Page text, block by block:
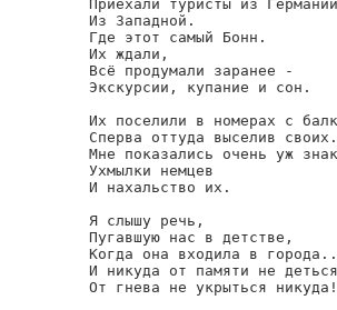
Приехали туристы из
Из Западной.
Где этот самый Бонн.
Их ждали,
Всё продумали заранее -
Экскурсии, купание и сон.
Их поселили в номерах с
Сперва оттуда выселив своих.
Мне показались очень уж
Ухмылки немцев
И нахальство их.
Я слышу речь,
Пугавшую нас в детстве,
Когда она входила в
И никуда от памяти не
От гнева не укрыться никуда!